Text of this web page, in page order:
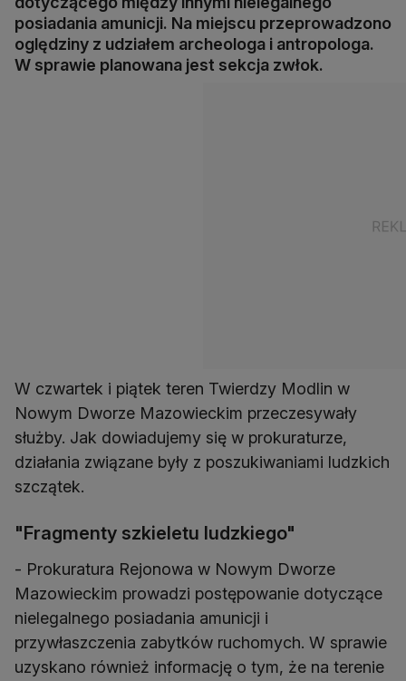
posiadania amunicji. Na miejscu przeprowadzono
oględziny z udziałem archeologa i antropologa.
W sprawie planowana jest sekcja zwłok.
W czwartek i piątek teren Twierdzy Modlin w
Nowym Dworze Mazowieckim przeczesywały
służby. Jak dowiadujemy się w prokuraturze,
działania związane były z poszukiwaniami ludzkich
szczątek.
"Fragmenty szkieletu ludzkiego"
- Prokuratura Rejonowa w Nowym Dworze
Mazowieckim prowadzi postępowanie dotyczące
nielegalnego posiadania amunicji i
przywłaszczenia zabytków ruchomych. W sprawie
uzyskano również informację o tym, że na terenie